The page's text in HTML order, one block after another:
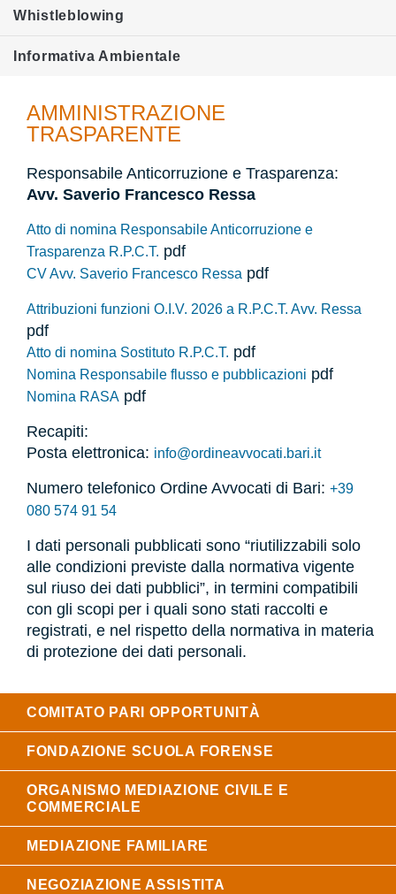
Whistleblowing
Informativa Ambientale
AMMINISTRAZIONE
TRASPARENTE
Responsabile Anticorruzione e Trasparenza:
Avv. Saverio Francesco Ressa
Atto di nomina Responsabile Anticorruzione e
Trasparenza R.P.C.T. pdf
CV Avv. Saverio Francesco Ressa pdf
Attribuzioni funzioni O.I.V. 2026 a R.P.C.T. Avv. Ressa
pdf
Atto di nomina Sostituto R.P.C.T. pdf
Nomina Responsabile flusso e pubblicazioni pdf
Nomina RASA pdf
Recapiti:
Posta elettronica: info@ordineavvocati.bari.it
Numero telefonico Ordine Avvocati di Bari: +39
080 574 91 54
I dati personali pubblicati sono “riutilizzabili solo
alle condizioni previste dalla normativa vigente
sul riuso dei dati pubblici”, in termini compatibili
con gli scopi per i quali sono stati raccolti e
registrati, e nel rispetto della normativa in materia
di protezione dei dati personali.
COMITATO PARI OPPORTUNITÀ
FONDAZIONE SCUOLA FORENSE
ORGANISMO MEDIAZIONE CIVILE E
COMMERCIALE
MEDIAZIONE FAMILIARE
NEGOZIAZIONE ASSISTITA